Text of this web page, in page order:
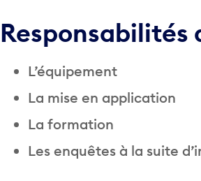
Responsabilités
L’équipement
La mise en application
La formation
Les enquêtes à la suite